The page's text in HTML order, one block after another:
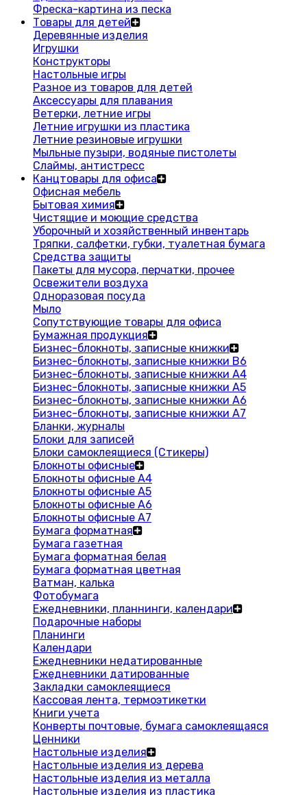
Фреска-картина из песка
Товары для детей
Деревянные изделия
Игрушки
Конструкторы
Настольные игры
Разное из товаров для детей
Аксессуары для плавания
Ветерки, летние игры
Летние игрушки из пластика
Летние резиновые игрушки
Мыльные пузыри, водяные пистолеты
Слаймы, антистресс
Канцтовары для офиса
Офисная мебель
Бытовая химия
Чистящие и моющие средства
Уборочный и хозяйственный инвентарь
Тряпки, салфетки, губки, туалетная бумага
Средства защиты
Пакеты для мусора, перчатки, прочее
Освежители воздуха
Одноразовая посуда
Мыло
Сопутствующие товары для офиса
Бумажная продукция
Бизнес-блокноты, записные книжки
Бизнес-блокноты, записные книжки В6
Бизнес-блокноты, записные книжки A4
Бизнес-блокноты, записные книжки А5
Бизнес-блокноты, записные книжки А6
Бизнес-блокноты, записные книжки А7
Бланки, журналы
Блоки для записей
Блоки самоклеящиеся (Стикеры)
Блокноты офисные
Блокноты офисные A4
Блокноты офисные A5
Блокноты офисные A6
Блокноты офисные A7
Бумага форматная
Бумага газетная
Бумага форматная белая
Бумага форматная цветная
Ватман, калька
Фотобумага
Ежедневники, планнинги, календари
Подарочные наборы
Планинги
Календари
Ежедневники недатированные
Ежедневники датированные
Закладки самоклеящиеся
Кассовая лента, термоэтикетки
Книги учета
Конверты почтовые, бумага самоклеящаяся
Ценники
Настольные изделия
Настольные изделия из дерева
Настольные изделия из металла
Настольные изделия из пластика